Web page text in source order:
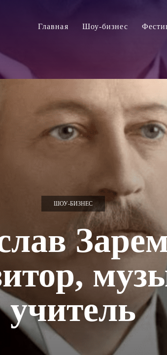
Главная Шоу-бизнес
ШОУ-БИЗНЕС
учитель